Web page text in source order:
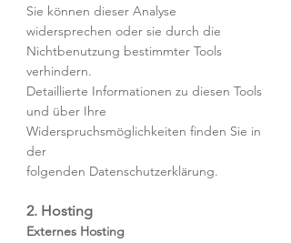
Sie können dieser Analyse
widersprechen oder sie durch die
Nichtbenutzung bestimmter Tools
verhindern.
Detaillierte Informationen zu diesen Tools
und über Ihre
Widerspruchsmöglichkeiten finden Sie in
der
folgenden Datenschutzerklärung.
2. Hosting
Externes Hosting